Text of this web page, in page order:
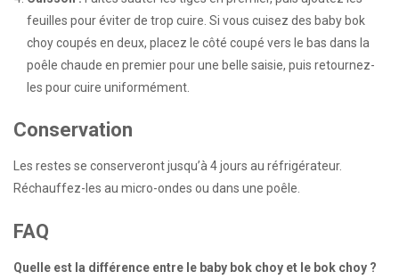
feuilles pour éviter de trop cuire. Si vous cuisez des baby bok
choy coupés en deux, placez le côté coupé vers le bas dans la
poêle chaude en premier pour une belle saisie, puis retournez-
les pour cuire uniformément.
Conservation
Les restes se conserveront jusqu’à 4 jours au réfrigérateur.
Réchauffez-les au micro-ondes ou dans une poêle.
FAQ
Quelle est la différence entre le baby bok choy et le bok choy ?